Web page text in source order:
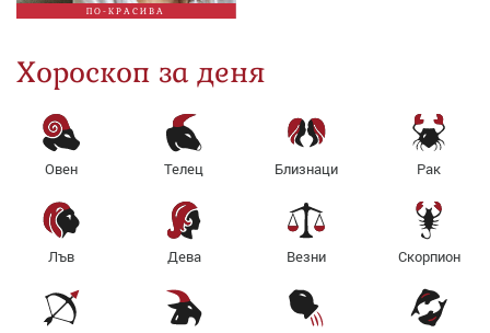
ПО-КРАСИВА
Хороскоп за деня
Овен Телец Близнаци Рак
Лъв Дева Везни Скорпион